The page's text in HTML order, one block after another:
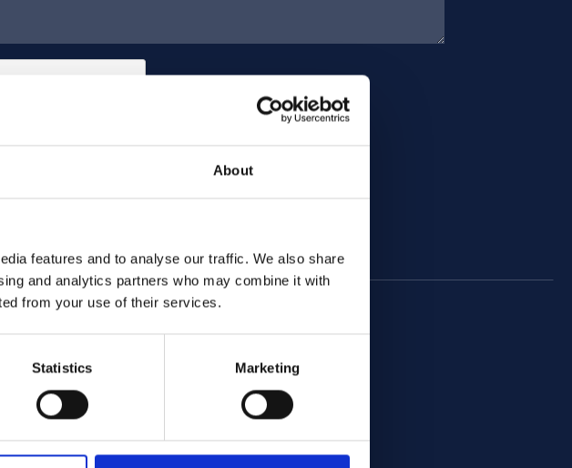
About
features and to analyse our traffic. We also share
and analytics partners who may combine it with
from your use of their services.
Statistics Marketing